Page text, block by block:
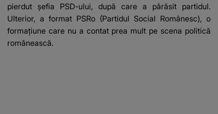
pierdut şefia PSD-ului, după care a părăsit partidul.
Ulterior, a format PSRo (Partidul Social Românesc), o
formaţiune care nu a contat prea mult pe scena politică
românească.